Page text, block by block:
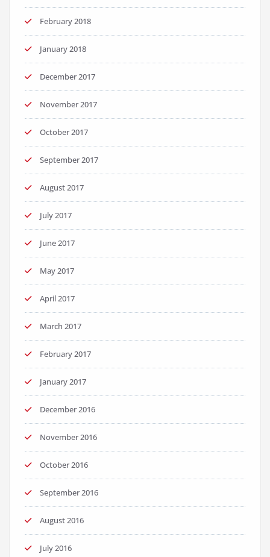
February 2018
January 2018
December 2017
November 2017
October 2017
September 2017
August 2017
July 2017
June 2017
May 2017
April 2017
March 2017
February 2017
January 2017
December 2016
November 2016
October 2016
September 2016
August 2016
July 2016